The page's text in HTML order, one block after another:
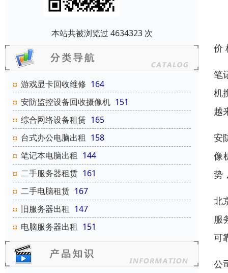
本站共被浏览过 4634323 次
游戏显卡回收维修 164
安防监控设备回收摄像机 151
综合网络设备租赁 165
台式办公电脑出租 158
笔记本电脑出租 144
二手服务器租赁 161
二手电脑租赁 167
旧服务器出租 147
电脑服务器出租 151
价
笔
机
越
安
像
势
北
服
可
公